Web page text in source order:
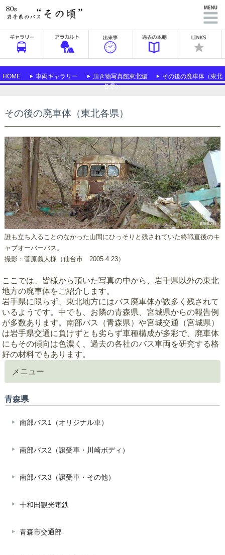
HOME 車両ギャラリー 頂き物写真館東北編
その後の廃車体（東北
各県）
その後の廃車体（東北各県）
誰も立ち入ることのなかった山間にひっそりと残されていた終戦直後のキ
ャブオーバーバス。
撮影：菅原義人様（仙台市 2005.4.23）
ここでは、皆様から頂いた写真の中から、岩手県以外の東北
地方の廃車体をご紹介します。
岩手県に限らず、東北地方にはバス廃車体が数多く残されて
いるようです。中でも、お隣の青森県、宮城県からの報告例
が多数あります。南部バス（青森県）や宮城交通（宮城県）
は岩手県交通に負けずとも劣らず車種構成が多彩で、廃車体
にもその傾向は色濃く、過去の各社のバス車両を研究する格
好の材料でもあります。
メニュー
青森県
南部バス1（オリジナル車）
南部バス2（譲受車・川崎ボディ）
南部バス3（譲受車・その他）
十和田観光電鉄
青森市交通部